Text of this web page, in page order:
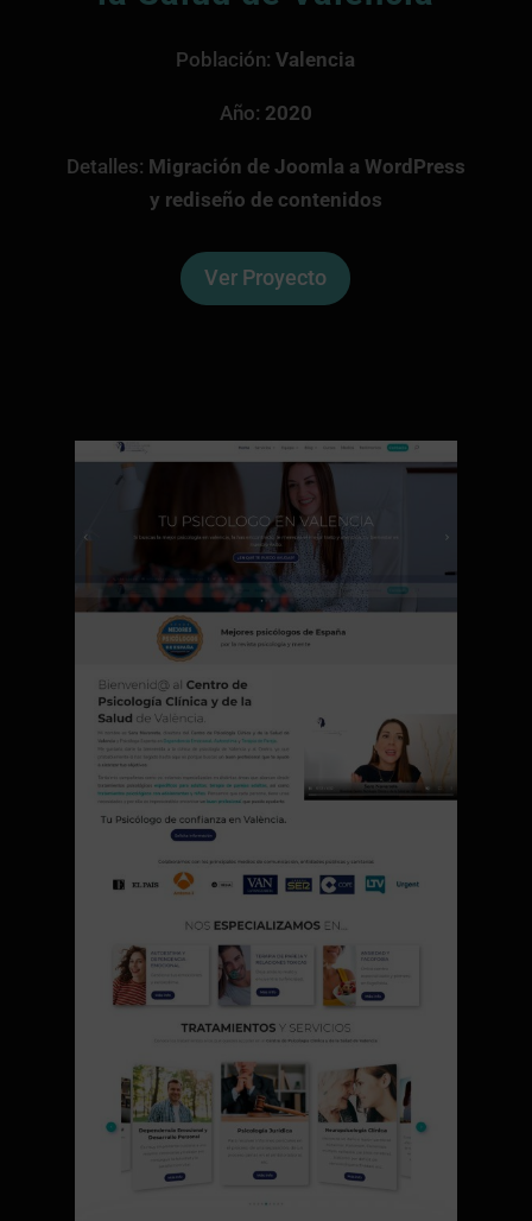
Población:Valencia
Año: 2020
Detalles: Migración de Joomla a WordPress
y rediseño de contenidos
Ver Proyecto